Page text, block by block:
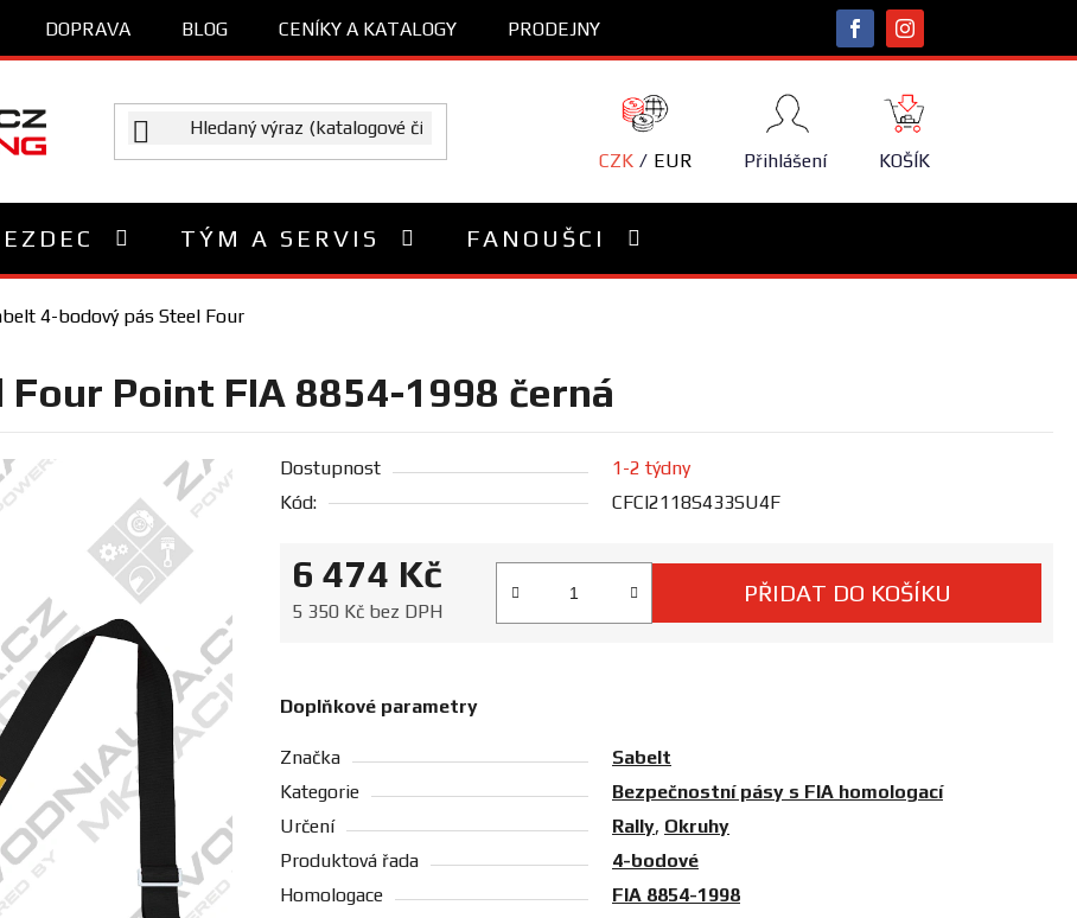
DOPRAVA BLOG CENÍKY A KATALOGY PRODEJNY
CZK EUR Přihlášení
NÁKUPNÍ
KOŠÍK
KOŠÍK
TÝM A SERVIS FANOUŠCI
4-bodový pás Steel Four
Point FIA 8854-1998 černá
Dostupnost
1-2 týdny
Kód:
CFCI2118S433SU4F
6 474 Kč
5 350 Kč bez DPH
PŘIDAT DO KOŠÍKU
Doplňkové parametry
Značka
Sabelt
Kategorie
Bezpečnostní pásy s FIA homologací
Určení
Rally, Okruhy
Produktová řada
4-bodové
Homologace
FIA 8854-1998